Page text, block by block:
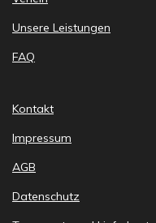
Unsere Leistungen
FAQ
Kontakt
Impressum
AGB
Datenschutz